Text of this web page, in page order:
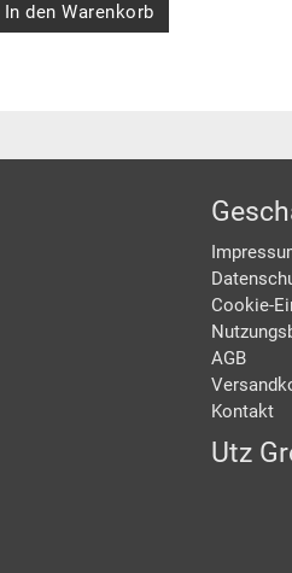
In den Warenkorb
Cookie-
AGB
Kontakt
Utz